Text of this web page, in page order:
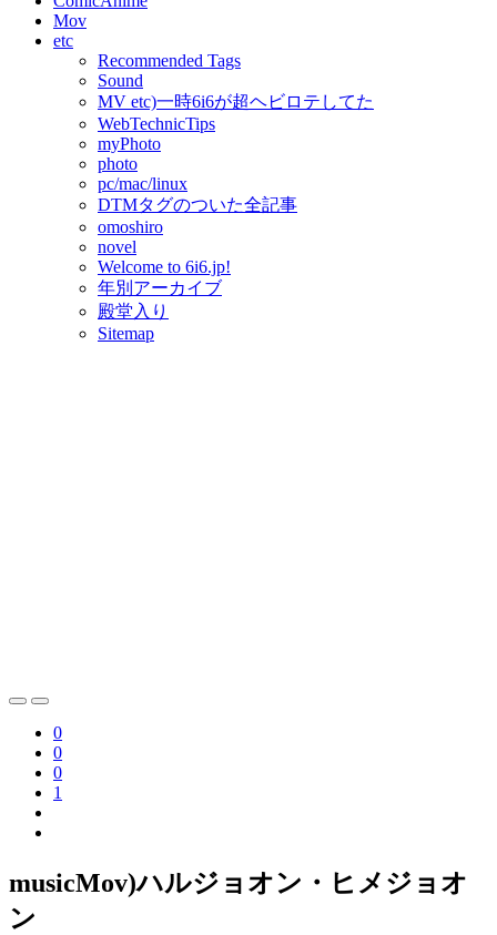
Mov
etc
Recommended Tags
Sound
MV etc)一時6i6が超ヘビロテしてた
WebTechnicTips
myPhoto
photo
pc/mac/linux
DTMタグのついた全記事
omoshiro
novel
Welcome to 6i6.jp!
年別アーカイブ
殿堂入り
Sitemap
0
0
0
1
musicMov)ハルジョオン・ヒメジョオ
ン